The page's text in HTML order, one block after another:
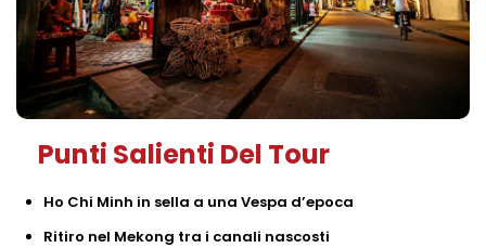
Punti Salienti Del Tour
Ho Chi Minh in sella a una Vespa d’epoca
Ritiro nel Mekong tra i canali nascosti